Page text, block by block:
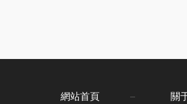
20度等不同形狀，以
網站首頁 關